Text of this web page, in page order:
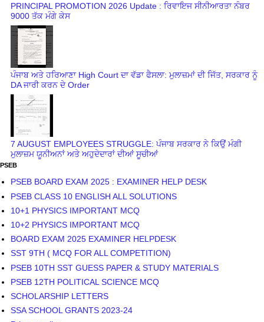
PRINCIPAL PROMOTION 2026 Update : ਰਿਵਾਇਜ ਸੀਨੀਆਰਤਾ ਨੰਬਰ
9000 ਤੱਕ ਮੰਗੇ ਕੇਸ
ਪੰਜਾਬ ਅਤੇ ਹਰਿਆਣਾ High Court ਦਾ ਵੱਡਾ ਫੈਸਲਾ: ਮੁਲਾਜ਼ਮਾਂ ਦੀ ਜਿੱਤ, ਸਰਕਾਰ ਨੂੰ
DA ਜਾਰੀ ਕਰਨ ਦੇ Order
7 AUGUST EMPLOYEES STRUGGLE: ਪੰਜਾਬ ਸਰਕਾਰ ਨੇ ਕਿਉਂ ਮੰਗੀ
ਮੁਲਾਜ਼ਮ ਯੂਨੀਅਨਾਂ ਅਤੇ ਅਹੁਦੇਦਾਰਾਂ ਦੀਆਂ ਸੂਚੀਆਂ
PSEB
PSEB BOARD EXAM 2025 : EXAMINER HELP DESK
PSEB CLASS 10 ENGLISH ALL SOLUTIONS
10+1 PHYSICS IMPORTANT MCQ
10+2 PHYSICS IMPORTANT MCQ
BOARD EXAM 2025 EXAMINER HELPDESK
SST 9TH ( MCQ FOR ALL COMPETITION)
PSEB 10TH SST GUESS PAPER & STUDY MATERIALS
PSEB 12TH POLITICAL SCIENCE MCQ
SCHOLARSHIP LETTERS
SSA SCHOOL GRANTS 2023-24